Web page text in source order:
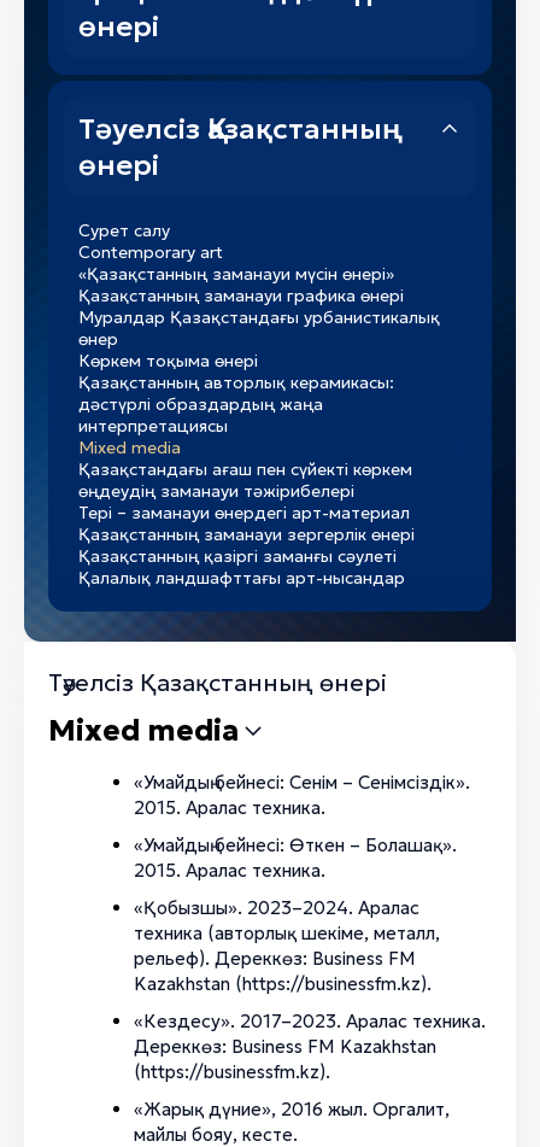
өнері
Қазақ киіз басу
Көркем ағаш өңдеу
Қазақтың дәстүрлі былғары қолөнері
Қазақтың дәстүрлі зергерлік өнері
Қазақстан сәулеті (XV ғасыр - XX ғасырдың
Қазақтың дәстүрлі кесте өнері
Қыш өнері
Көркем әйнек
Тәуелсіз Қазақстанның
өнері
Сурет салу
Contemporary art
«Қазақстанның заманауи мүсін өнері»
Қазақстанның заманауи графика өнері
Муралдар Қазақстандағы урбанистикалық
өнер
Көркем тоқыма өнері
Қазақстанның авторлық керамикасы:
дәстүрлі образдардың жаңа
интерпретациясы
Mixed media
Қазақстандағы ағаш пен сүйекті көркем
өңдеудің заманауи тәжірибелері
Тері – заманауи өнердегі арт-материал
Қазақстанның заманауи зергерлік өнері
Қазақстанның қазіргі заманғы сәулеті
Қалалық ландшафттағы арт-нысандар
Тәуелсіз Қазақстанның өнері
Mixed media
«Умайдың бейнесі: Сенім – Сенімсіздік».
2015. Аралас техника.
«Умайдың бейнесі: Өткен – Болашақ».
2015. Аралас техника.
«Қобызшы». 2023–2024. Аралас
техника (авторлық шекіме, металл,
рельеф). Дереккөз: Business FM
Kazakhstan (https://businessfm.kz).
«Кездесу». 2017–2023. Аралас техника.
Дереккөз: Business FM Kazakhstan
(https://businessfm.kz).
«Жарық дүние», 2016 жыл. Оргалит,
майлы бояу, кесте.